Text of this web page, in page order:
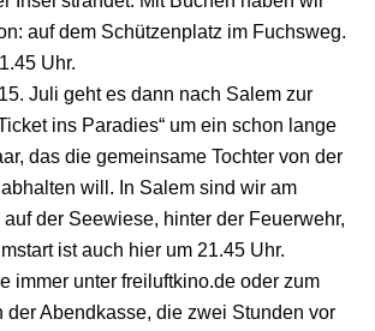
auf dem Schützenplatz im Fuchsweg.
Uhr.
Juli geht es dann nach Salem zur
ins Paradies“ um ein schon lange
das die gemeinsame Tochter von der
will. In Salem sind wir am
der Seewiese, hinter der Feuerwehr,
ist auch hier um 21.45 Uhr.
immer unter freiluftkino.de oder zum
der Abendkasse, die zwei Stunden vor